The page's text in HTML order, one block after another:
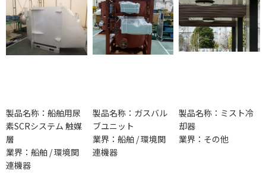
製品名称：船舶用尿
素SCRシステム 触媒
層
業界：船舶 / 環境関
連機器
製品名称：ガスバル
ブユニット
業界：船舶 / 環境関
連機器
製品名称：ミスト冷
却器
業界：その他